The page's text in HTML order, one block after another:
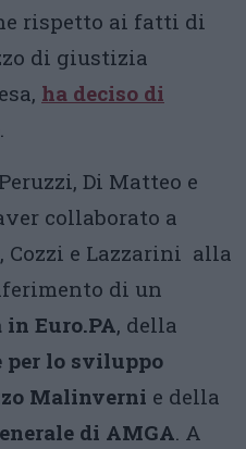
rispetto ai fatti di
di giustizia
ha deciso di
.
Di Matteo e
collaborato a
e Lazzarini alla
di un
Euro.PA, della
per lo sviluppo
Malinverni e della
di AMGA. A